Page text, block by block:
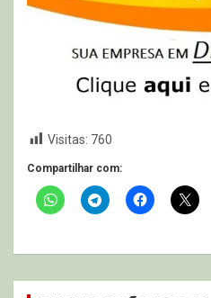
Visitas: 760
Compartilhar com: